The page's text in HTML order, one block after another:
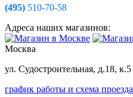
(495) 510-70-58
Адреса наших магазинов:
Москва
ул. Судостроительная, д.18, к.5
график работы и схема проезда